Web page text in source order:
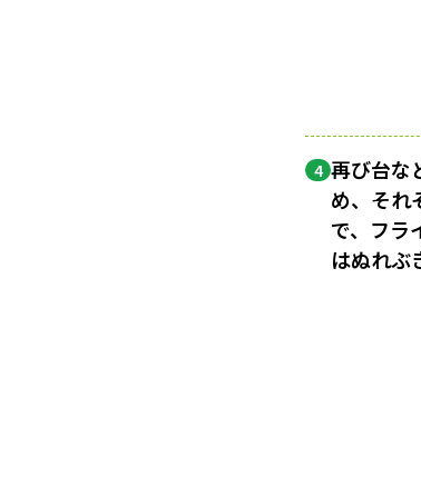
4 再び台な
め、それ
で、フラ
はぬれぶ